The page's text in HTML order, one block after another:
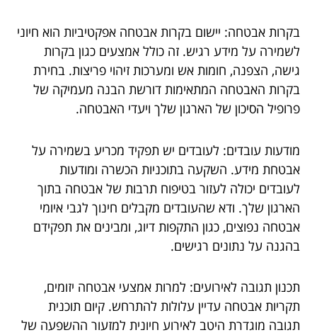
בקרות אבטחה: יישום בקרות אבטחה אפקטיביות הוא חיוני
לשמירה על מידע רגיש. זה כולל אמצעים כגון בקרות
גישה, הצפנה, חומות אש ומערכות זיהוי פריצות. בחירת
בקרות האבטחה המתאימות דורשת הבנה מעמיקה של
פרופיל הסיכון של הארגון שלך ויעדי האבטחה.
מודעות עובדים: לעובדים יש תפקיד מכריע בשמירה על
אבטחת מידע. השקעה בתוכניות הכשרה ומודעות
לעובדים יכולה לעזור בטיפוח תרבות של אבטחה בתוך
הארגון שלך. ודא שהעובדים מקבלים חינוך לגבי איומי
אבטחה נפוצים, כגון התקפות דיוג, ומבינים את תפקידם
בהגנה על נתונים רגישים.
תכנון תגובה לאירועים: למרות אמצעי אבטחה יזומים,
תקריות אבטחה עדיין עלולות להתרחש. קיום תוכנית
תגובה מוגדרת היטב לאירוע חיונית למזעור ההשפעה של